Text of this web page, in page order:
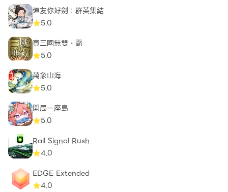
道友你好劍：群英集結
5.0
真三國無雙・霸
5.0
萬象山海
5.0
開局一座島
5.0
Rail Signal Rush
4.0
EDGE Extended
4.0